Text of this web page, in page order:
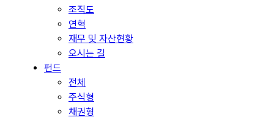
조직도
연혁
재무 및 자산현황
오시는 길
펀드
전체
주식형
채권형